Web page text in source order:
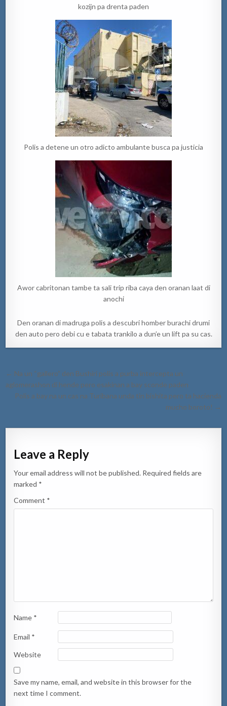
kozijn pa drenta paden
Polis a detene un otro adicto ambulante busca pa justicia
Awor cabritonan tambe ta sali trip riba caya den oranan laat di
anochi
Den oranan di madruga polis a descubri homber burachi drumi
den auto pero debi cu e tabata trankilo a dun’e un lift pa su cas.
Post
navigation
← Na un “gallero” den Bushiri polis a purba intercepta un
aglomerashon di hende pero esakinan a bay sconde paden
Polis a bay na un cas na Turibana unda tin bishita pero ta hacienda
mucho boroto! →
Leave a Reply
Your email address will not be published. Required fields are
marked *
Comment *
Name *
Email *
Website
Save my name, email, and website in this browser for the
next time I comment.